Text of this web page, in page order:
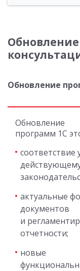
Обновление
Обновление
программ 1С
соответствие
актуальные
документов
и
отчетности;
новые